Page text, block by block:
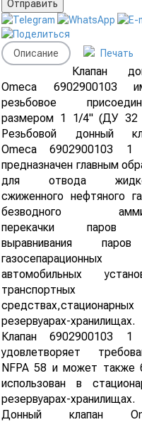
Описание Печать
Клапан
Omeca 6902900103
резьбовое
размером 1 1/4" (ДУ
Резьбовой донный
Omeca 6902900103 1
предназначен главным
для отвода
сжиженного нефтяного
безводного
перекачки паров
выравнивания
газосепарационных
автомобильных
транспортных
средствах,стационарных
резервуарах-хранилищах.
Клапан 6902900103 1
удовлетворяет
NFPA 58 и может также
использован в
резервуарах-хранилищах.
Донный клапан